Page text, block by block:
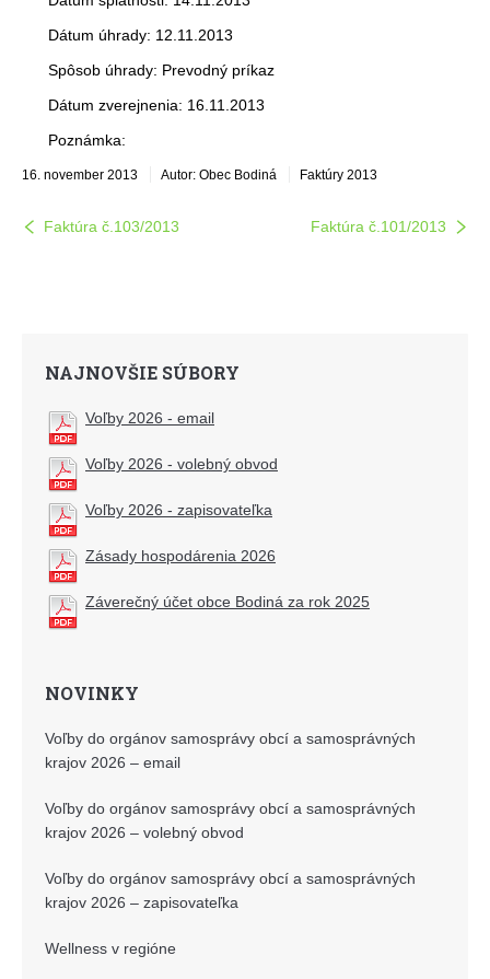
Dátum úhrady: 12.11.2013
Spôsob úhrady: Prevodný príkaz
Dátum zverejnenia: 16.11.2013
Poznámka:
16. november 2013 Autor: Obec Bodiná Faktúry 2013
Faktúra č.103/2013 Faktúra č.101/2013
NAJNOVŠIE SÚBORY
Voľby 2026 - email
Voľby 2026 - volebný obvod
Voľby 2026 - zapisovateľka
Zásady hospodárenia 2026
Záverečný účet obce Bodiná za rok 2025
NOVINKY
Voľby do orgánov samosprávy obcí a samosprávných
krajov 2026 – email
Voľby do orgánov samosprávy obcí a samosprávných
krajov 2026 – volebný obvod
Voľby do orgánov samosprávy obcí a samosprávných
krajov 2026 – zapisovateľka
Wellness v regióne